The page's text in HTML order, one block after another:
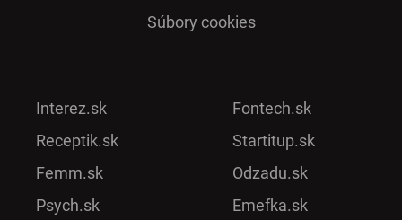
Súbory cookies
Interez.sk
Receptik.sk
Femm.sk
Psych.sk
Fontech.sk
Startitup.sk
Odzadu.sk
Emefka.sk